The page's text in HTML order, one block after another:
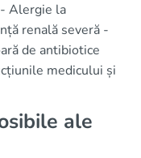
Alergie la
renală severă -
de antibiotice
medicului și
ale